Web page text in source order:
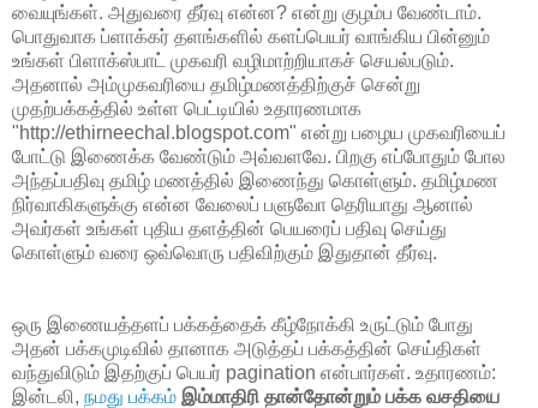
வையுங்கள். அதுவரை தீர்வு என்ன? என்று குழம்ப வேண்டாம்.
பொதுவாக ப்ளாக்கர் தளங்களில் களப்பெயர் வாங்கிய பின்னும்
உங்கள் பிளாக்ஸ்பாட் முகவரி வழிமாற்றியாகச் செயல்படும்.
அதனால் அம்முகவரியை தமிழ்மணத்திற்குச் சென்று
முதற்பக்கத்தில் உள்ள பெட்டியில் உதாரணமாக
"http://ethirneechal.blogspot.com" என்று பழைய முகவரியைப்
போட்டு இணைக்க வேண்டும் அவ்வளவே. பிறகு எப்போதும் போல
அந்தப்பதிவு தமிழ் மணத்தில் இணைந்து கொள்ளும். தமிழ்மண
நிர்வாகிகளுக்கு என்ன வேலைப் பளுவோ தெரியாது ஆனால்
அவர்கள் உங்கள் புதிய தளத்தின் பெயரைப் பதிவு செய்து
கொள்ளும் வரை ஒவ்வொரு பதிவிற்கும் இதுதான் தீர்வு.
ஒரு இணையத்தளப் பக்கத்தைக் கீழ்நோக்கி உருட்டும் போது
அதன் பக்கமுடிவில் தானாக அடுத்தப் பக்கத்தின் செய்திகள்
வந்துவிடும் இதற்குப் பெயர் pagination என்பார்கள். உதாரணம்:
இன்டலி, நமது பக்கம் இம்மாதிரி தான்தோன்றும் பக்க வசதியை